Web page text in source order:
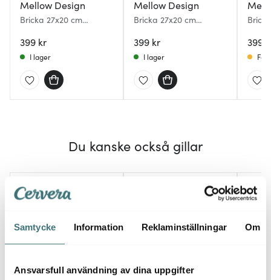
Samtycke Information Reklaminställningar Om
Ansvarsfull användning av dina uppgifter
Mellow Design
Bricka 27x20 cm
399 kr
I lager
Mellow Design
Bricka 27x20 cm
399 kr
I lager
399
Få
Du kanske också gillar